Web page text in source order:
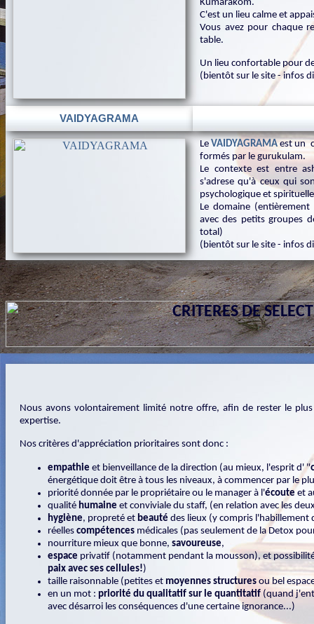
Kumarakom.
C'est un lieu calme et
Vous avez pour chaque
table.
Un lieu confortable pour
(bientôt sur le site - infos
VAIDYAGRAMA
LeVAIDYAGRAMAest un
formés par le gurukulam.
Le contexte est entre
s'adrese qu'à ceux qui
psychologique et
Le domaine
avec des petits groupes
total)
(bientôt sur le site - infos
Nous avons volontairement limité notre offre, afin de rester le
expertise.
Nos critères d'appréciation prioritaires sont donc :
empathie et bienveillance de la direction (au mieux, l'esprit d' "
énergétique doit être à tous les niveaux, à commencer par le
priorité donnée par le propriétaire ou le manager à l'écoute et
qualité humaine et conviviale du staff, (en relation avec les
hygiène, propreté et beauté des lieux (y compris l'habillement
réelles compétences médicales (pas seulement de la Detox
nourriture mieux que bonne, savoureuse,
espace privatif (notamment pendant la mousson), et
paix avec ses cellules!)
taille raisonnable (petites et moyennes structures ou bel
en un mot : priorité du qualitatif sur le quantitatif (quand
avec désarroi les conséquences d'une certaine ignorance...)